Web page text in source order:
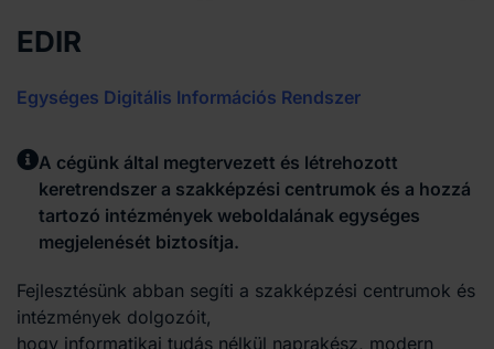
EDIR
Egységes Digitális Információs Rendszer
A cégünk által megtervezett és létrehozott
keretrendszer a szakképzési centrumok és a hozzá
tartozó intézmények weboldalának egységes
megjelenését biztosítja.
Fejlesztésünk abban segíti a szakképzési centrumok és
intézmények dolgozóit,
hogy informatikai tudás nélkül naprakész, modern